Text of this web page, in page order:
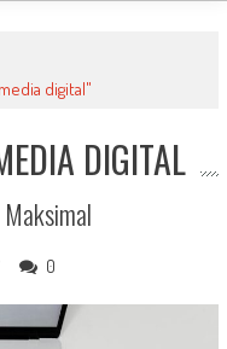
digital"
DIGITAL
0